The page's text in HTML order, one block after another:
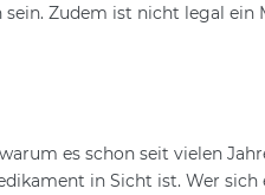
Zudem ist nicht legal ein
es schon seit vielen
in Sicht ist. Wer